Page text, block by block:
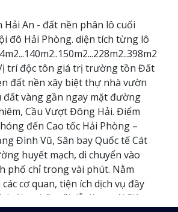
Hải An - đất nền phân lô cuối
đô Hải Phòng. diện tích từng lô
trí độc tôn giá trị trường tồn Đất
đất nền xây biệt thự nhà vườn
vàng gần ngay mặt đường
Cầu Vượt Đông Hải. Điểm
đến Cao tốc Hải Phòng –
Đình Vũ, Sân bay Quốc tế Cát
huyết mạch, di chuyển vào
phố chỉ trong vài phút. Nằm
cơ quan, tiện ích dịch vụ đầy
1km, kết nối dễ dàng với Siêu